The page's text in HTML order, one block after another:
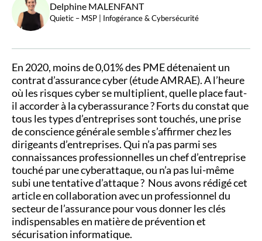
Delphine MALENFANT
Quietic – MSP | Infogérance & Cybersécurité
En 2020, moins de 0,01% des PME détenaient un
contrat d’assurance cyber (étude AMRAE).A l’heure
où les risques cyber se multiplient, quelle place faut-
il accorder à la cyberassurance ?Forts du constat que
tous les types d’entreprises sont touchés, une prise
de conscience générale semble s’affirmer chez les
dirigeants d’entreprises. Qui n’a pas parmi ses
connaissances professionnelles un chef d’entreprise
touché par une cyberattaque, ou n’a pas lui-même
subi une tentative d’attaque ? Nous avons rédigé cet
article en collaboration avec un professionnel du
secteur de l’assurance pour vous donner les clés
indispensables en matière de prévention et
sécurisation informatique.